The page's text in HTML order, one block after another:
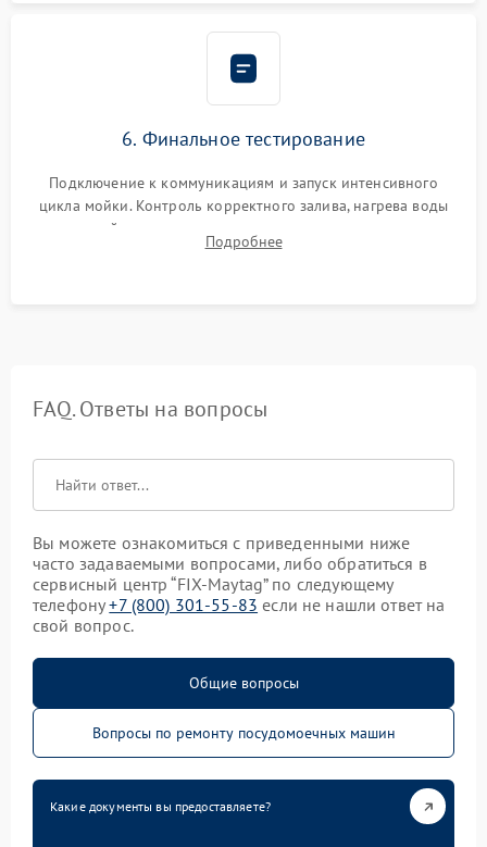
6. Финальное тестирование
Подключение к коммуникациям и запуск интенсивного
цикла мойки. Контроль корректного залива, нагрева воды
до нужной температуры, отсутствия посторонних шумов,
штатного слива и абсолютной сухости в поддоне.
Подробнее
FAQ. Ответы на вопросы
Вы можете ознакомиться с приведенными ниже
часто задаваемыми вопросами, либо обратиться в
сервисный центр “FIX-Maytag” по следующему
телефону+7 (800) 301-55-83 если не нашли ответ на
свой вопрос.
Общие вопросы
Вопросы по ремонту посудомоечных машин
Какие документы вы предоставляете?